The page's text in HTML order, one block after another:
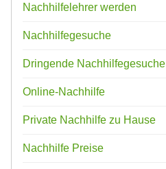
Nachhilfelehrer werden
Nachhilfegesuche
Dringende Nachhilfegesuche
Online-Nachhilfe
Private Nachhilfe zu Hause
Nachhilfe Preise